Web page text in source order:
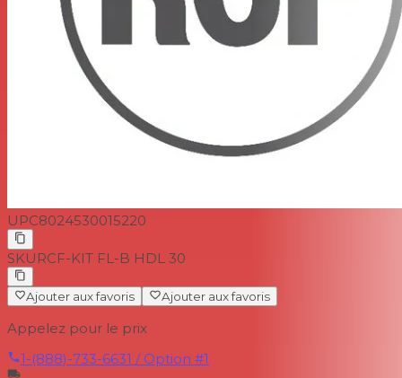
UPC8024530015220
SKU RCF-KIT FL-B HDL 30
Ajouter aux favoris Ajouter aux favoris
Appelez pour le prix
1-(888)-733-6631 / Option #1